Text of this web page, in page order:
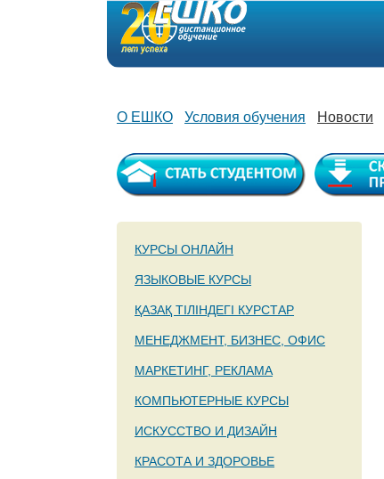
О ЕШКО Условия обучения Новости
КУРСЫ ОНЛАЙН
ЯЗЫКОВЫЕ КУРСЫ
ҚАЗАҚ ТІЛІНДЕГІ КУРСТАР
МЕНЕДЖМЕНТ, БИЗНЕС, ОФИС
МАРКЕТИНГ, РЕКЛАМА
КОМПЬЮТЕРНЫЕ КУРСЫ
ИСКУССТВО И ДИЗАЙН
КРАСОТА И ЗДОРОВЬЕ